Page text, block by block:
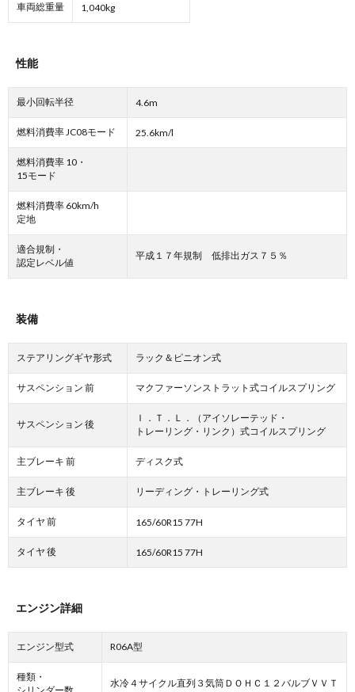
車両総重量 1,040kg
性能
最小回転半径 4.6m
燃料消費率 JC08モード 25.6km/l
燃料消費率 10・
15モード
燃料消費率 60km/h
定地
適合規制・
認定レベル値
平成１７年規制 低排出ガス７５％
装備
ステアリングギヤ形式 ラック＆ピニオン式
サスペンション 前 マクファーソンストラット式コイルスプリング
サスペンション 後
Ｉ．Ｔ．Ｌ．（アイソレーテッド・
トレーリング・リンク）式コイルスプリング
主ブレーキ 前 ディスク式
主ブレーキ 後 リーディング・トレーリング式
タイヤ 前 165/60R15 77H
タイヤ 後 165/60R15 77H
エンジン詳細
エンジン型式 R06A型
種類・
水冷４サイクル直列３気筒ＤＯＨＣ１２バルブＶＶＴ